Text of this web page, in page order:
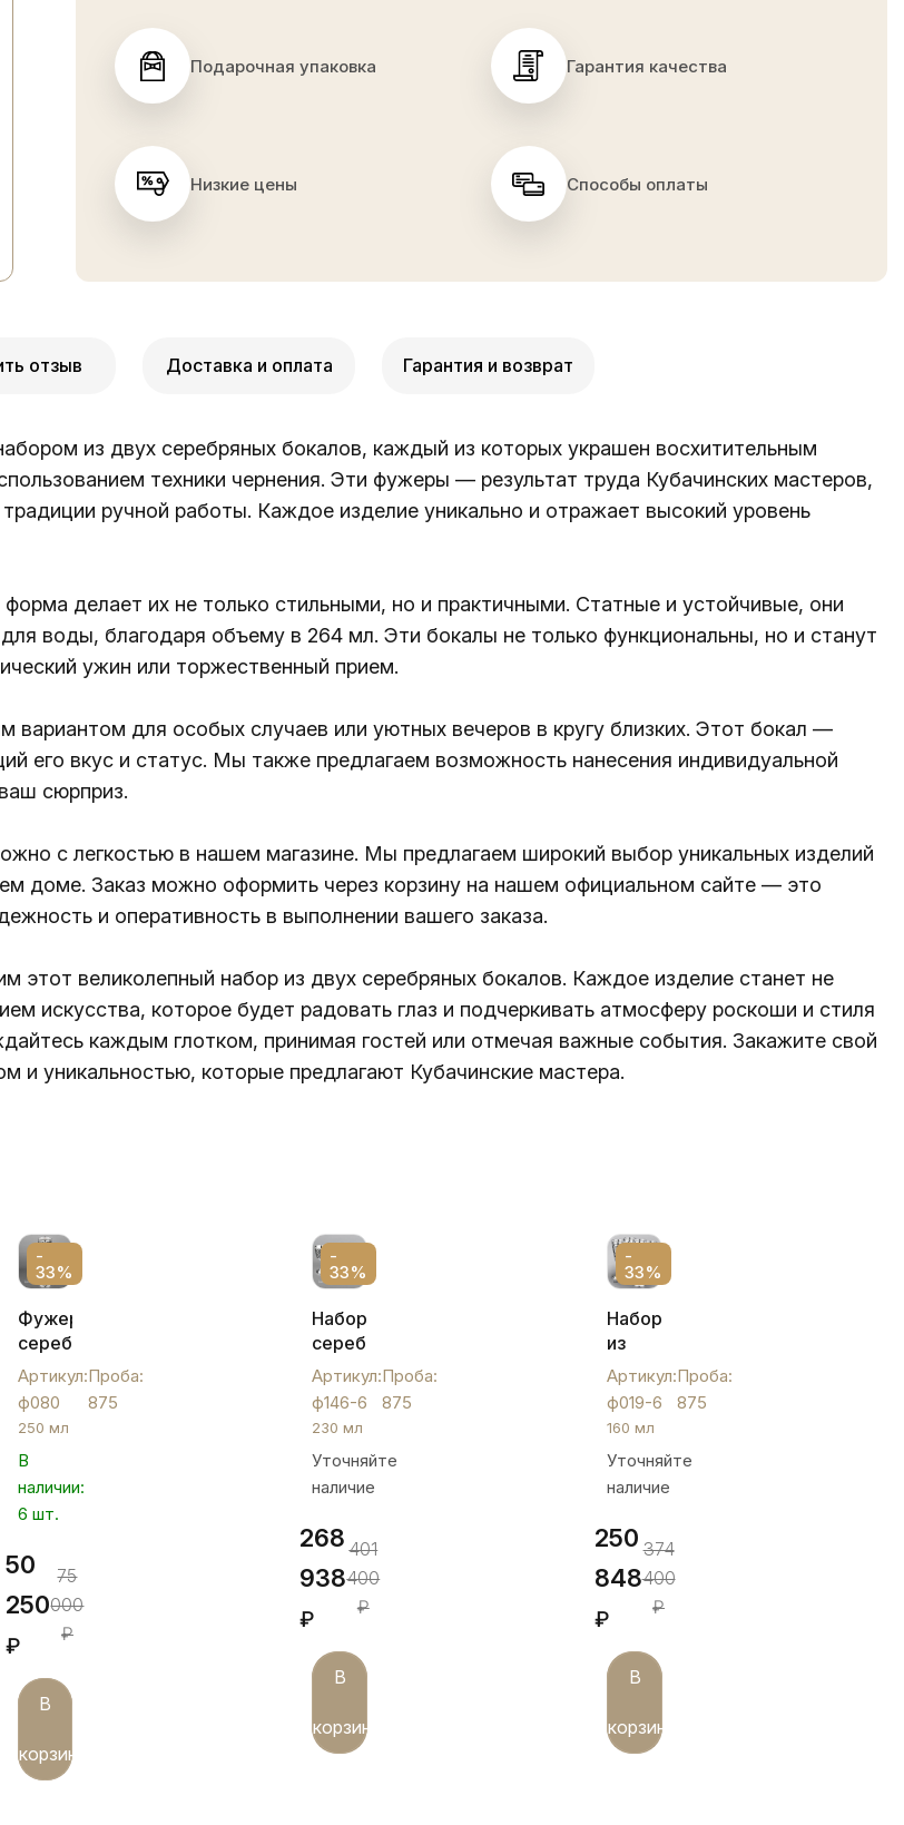
Подарочная упаковка Гарантия качества
Низкие цены Способы оплаты
отзыв Доставка и оплата Гарантия и возврат
из двух серебряных бокалов, каждый из которых украшен восхитительным
техники чернения. Эти фужеры — результат труда Кубачинских мастеров,
ручной работы. Каждое изделие уникально и отражает высокий уровень
делает их не только стильными, но и практичными. Статные и устойчивые, они
воды, благодаря объему в 264 мл. Эти бокалы не только функциональны, но и станут
ужин или торжественный прием.
вариантом для особых случаев или уютных вечеров в кругу близких. Этот бокал —
его вкус и статус. Мы также предлагаем возможность нанесения индивидуальной
сюрприз.
с легкостью в нашем магазине. Мы предлагаем широкий выбор уникальных изделий
доме. Заказ можно оформить через корзину на нашем официальном сайте — это
и оперативность в выполнении вашего заказа.
этот великолепный набор из двух серебряных бокалов. Каждое изделие станет не
искусства, которое будет радовать глаз и подчеркивать атмосферу роскоши и стиля
каждым глотком, принимая гостей или отмечая важные события. Закажите свой
и уникальностью, которые предлагают Кубачинские мастера.
-
33%
Фужер
серебряный
на
тонкой
ножке
«Эксклюзив»,
ф080
Артикул:
ф080
Проба:
875
250 мл
В
наличии:
6 шт.
50
250
₽
75
000
₽
В
корзину
-
33%
Набор
серебряных
бокалов
"Паутина"
на
шесть
персон,
ф146-
Артикул:
ф146-6
Проба:
875
230 мл
Уточняйте
наличие
268
938
₽
401
400
₽
В
корзину
-
33%
Набор
из
шести
серебряных
фужеров
для
шампанского,
ф019-
Артикул:
ф019-6
Проба:
875
160 мл
Уточняйте
наличие
250
848
₽
374
400
₽
В
корзину